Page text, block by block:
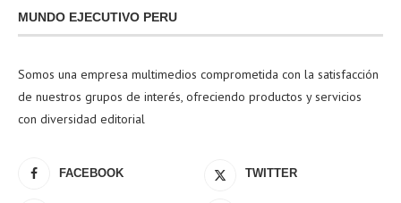
MUNDO EJECUTIVO PERU
Somos una empresa multimedios comprometida con la satisfacción
de nuestros grupos de interés, ofreciendo productos y servicios
con diversidad editorial
FACEBOOK TWITTER